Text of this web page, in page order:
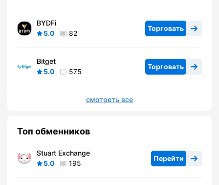
BYDFi
5.0
82
Торговать
Bitget
5.0
575
Торговать
смотреть все
Топ обменников
Stuart Exchange
5.0
195
Перейти